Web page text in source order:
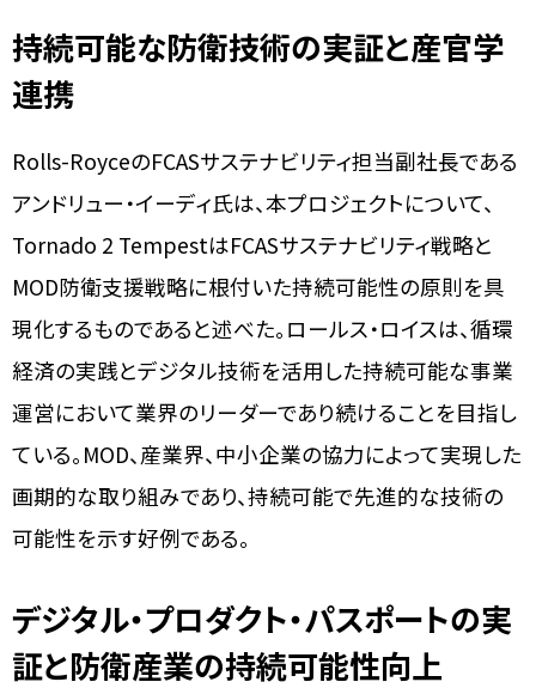
持続可能な防衛技術の実証と産官学
連携
Rolls-RoyceのFCASサステナビリティ担当副社長である
アンドリュー・イーディ氏は、本プロジェクトについて、
Tornado 2 TempestはFCASサステナビリティ戦略と
MOD防衛支援戦略に根付いた持続可能性の原則を具
現化するものであると述べた。ロールス・ロイスは、循環
経済の実践とデジタル技術を活用した持続可能な事業
運営において業界のリーダーであり続けることを目指し
ている。MOD、産業界、中小企業の協力によって実現した
画期的な取り組みであり、持続可能で先進的な技術の
可能性を示す好例である。
デジタル・プロダクト・パスポートの実
証と防衛産業の持続可能性向上